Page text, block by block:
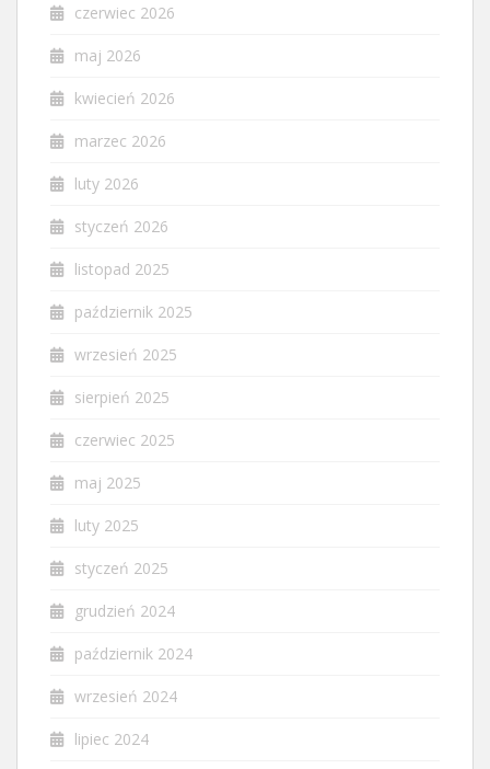
czerwiec 2026
maj 2026
kwiecień 2026
marzec 2026
luty 2026
styczeń 2026
listopad 2025
październik 2025
wrzesień 2025
sierpień 2025
czerwiec 2025
maj 2025
luty 2025
styczeń 2025
grudzień 2024
październik 2024
wrzesień 2024
lipiec 2024